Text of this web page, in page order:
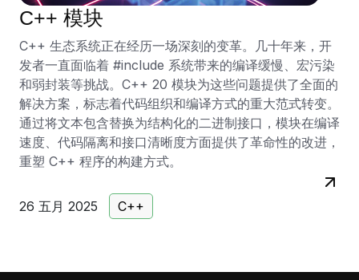
C++ 模块
C++ 生态系统正在经历一场深刻的变革。几十年来，开
发者一直面临着 #include 系统带来的编译缓慢、宏污染
和弱封装等挑战。C++ 20 模块为这些问题提供了全面的
解决方案，标志着代码组织和编译方式的重大范式转变。
通过将文本包含替换为结构化的二进制接口，模块在编译
速度、代码隔离和接口清晰度方面提供了革命性的改进，
重塑 C++ 程序的构建方式。
26 五月 2025 C++